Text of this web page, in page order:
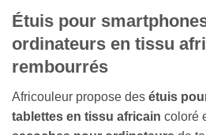
Étuis pour
ordinateurs en tissu
rembourrés
Africouleur propose des étuis
tablettes en tissu africain coloré